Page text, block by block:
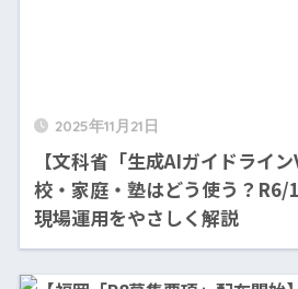
2025年11月21日
【文科省「生成AIガイドライ
校・家庭・塾はどう使う？
現場運用をやさしく解説